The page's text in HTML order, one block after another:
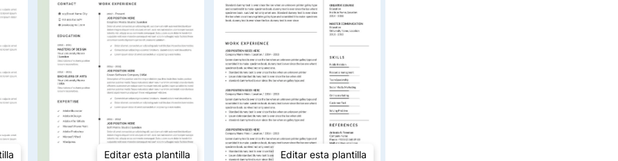
Editar esta plantilla Editar esta plantilla